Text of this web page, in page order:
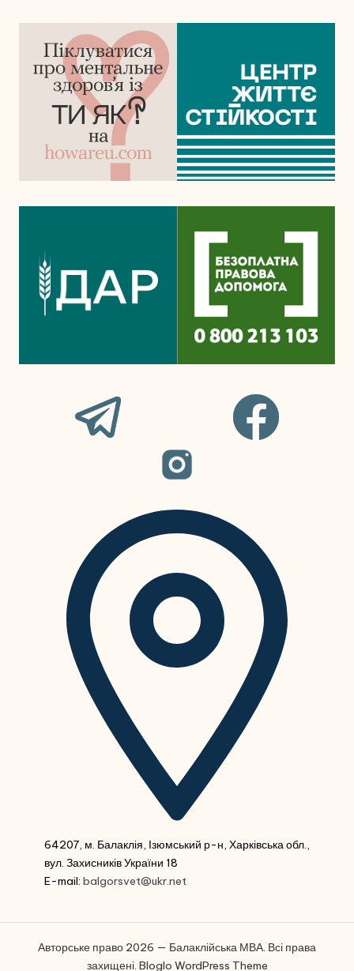
64207, м. Балаклія, Ізюмський р-н, Харківська обл.,
вул. Захисників України 18
E-mail: balgorsvet@ukr.net
Авторське право 2026 — Балаклійська МВА. Всі права
захищені. Bloglo WordPress Theme